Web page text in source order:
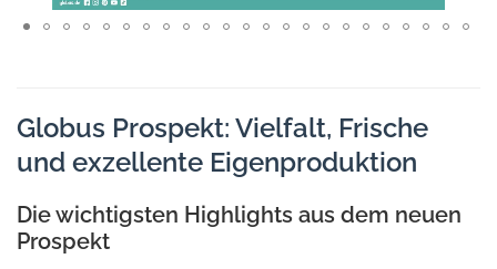
Globus Prospekt: Vielfalt, Frische
und exzellente Eigenproduktion
Die wichtigsten Highlights aus dem neuen
Prospekt